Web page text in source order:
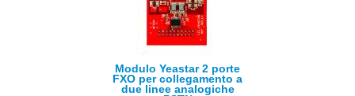
Modulo Yeastar 2 porte
FXO per collegamento a
due linee analogiche